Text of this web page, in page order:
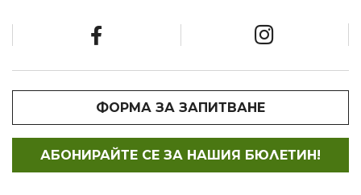
ФОРМА ЗА ЗАПИТВАНЕ
АБОНИРАЙТЕ СЕ ЗА НАШИЯ БЮЛЕТИН!